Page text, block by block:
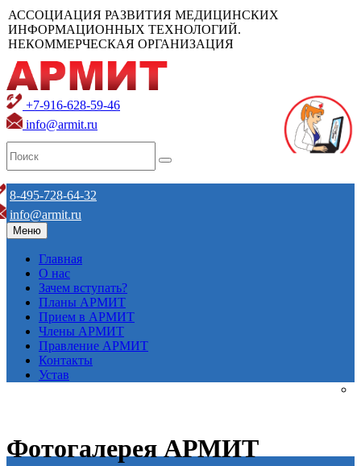
АССОЦИАЦИЯ РАЗВИТИЯ МЕДИЦИНСКИХ
ИНФОРМАЦИОННЫХ ТЕХНОЛОГИЙ.
НЕКОММЕРЧЕСКАЯ ОРГАНИЗАЦИЯ
+7-916-628-59-46
info@armit.ru
8-495-728-64-32
info@armit.ru
Меню
Главная
О нас
Зачем вступать?
Планы АРМИТ
Прием в АРМИТ
Члены АРМИТ
Правление АРМИТ
Контакты
Устав
Фотогалерея АРМИТ